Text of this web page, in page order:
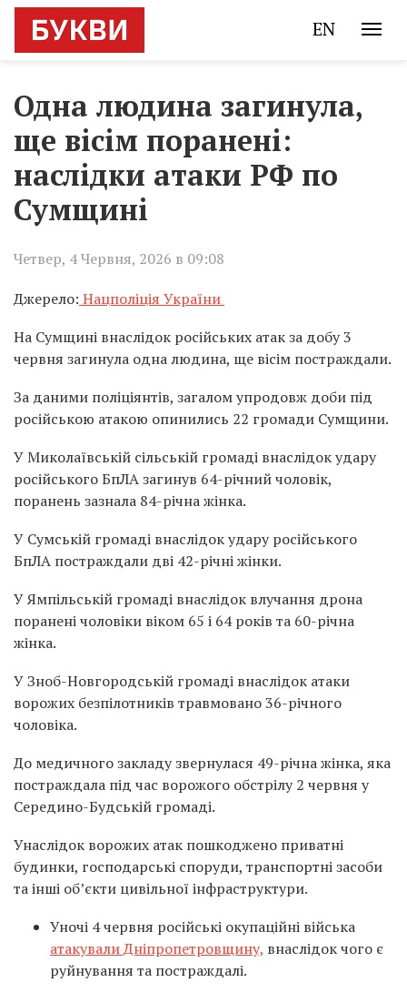
EN
Одна людина загинула,
ще вісім поранені:
наслідки атаки РФ по
Сумщині
Четвер, 4 Червня, 2026 в 09:08
Джерело: Нацполіція України
На Сумщині внаслідок російських атак за добу 3
червня загинула одна людина, ще вісім постраждали.
За даними поліціянтів, загалом упродовж доби під
російською атакою опинились 22 громади Сумщини.
У Миколаївській сільській громаді внаслідок удару
російського БпЛА загинув 64-річний чоловік,
поранень зазнала 84-річна жінка.
У Сумській громаді внаслідок удару російського
БпЛА постраждали дві 42-річні жінки.
У Ямпільській громаді внаслідок влучання дрона
поранені чоловіки віком 65 і 64 років та 60-річна
жінка.
У Зноб-Новгородській громаді внаслідок атаки
ворожих безпілотників травмовано 36-річного
чоловіка.
До медичного закладу звернулася 49-річна жінка, яка
постраждала під час ворожого обстрілу 2 червня у
Середино-Будській громаді.
Унаслідок ворожих атак пошкоджено приватні
будинки, господарські споруди, транспортні засоби
та інші об’єкти цивільної інфраструктури.
Уночі 4 червня російські окупаційні війська
атакували Дніпропетровщину, внаслідок чого є
руйнування та постраждалі.